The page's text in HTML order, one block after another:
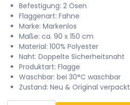
Befestigung: 2 Ösen
Flaggenart: Fahne
Marke: Markenlos
Maße: ca. 90 x 150 cm
Material: 100% Polyester
Naht: Doppelte Sicherheitsnaht
Produktart: Flagge
Waschbar: bei 30°C waschbar
Zustand: Neu & Original verpackt